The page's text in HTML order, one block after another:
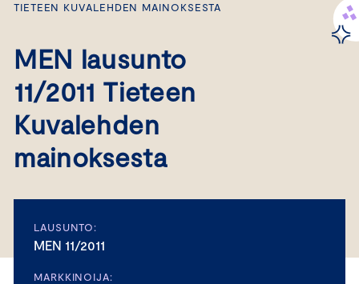
TIETEEN KUVALEHDEN MAINOKSESTA
MEN lausunto
11/2011 Tieteen
Kuvalehden
mainoksesta
LAUSUNTO:
MEN 11/2011
MARKKINOIJA: